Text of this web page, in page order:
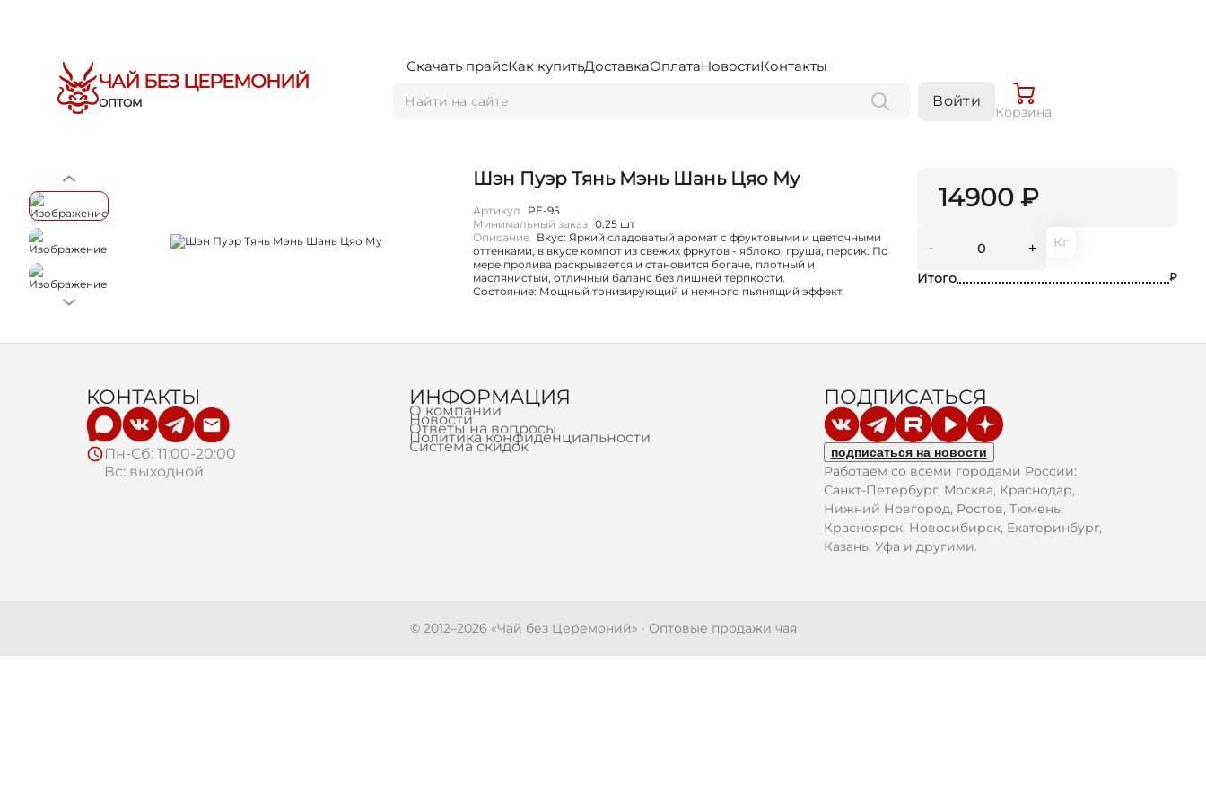
ЧАЙ БЕЗ ЦЕРЕМОНИЙ
ОПТОМ
Скачать прайсКак купитьДоставкаОплатаНовостиКонтакты
Войти
Корзина
Шэн Пуэр Тянь Мэнь Шань Цяо Му
Артикул
PE-95
Минимальный заказ 0.25 шт
Описание Вкус: Яркий сладоватый аромат с фруктовыми и цветочными
оттенками, в вкусе компот из свежих фркутов - яблоко, груша, персик. По
мере пролива раскрывается и становится богаче, плотный и
маслянистый, отличный баланс без лишней терпкости.
Состояние: Мощный тонизирующий и немного пьянящий эффект.
14900 ₽
- + Кг
Итого ₽
КОНТАКТЫ
Пн-Сб: 11:00-20:00
Вс: выходной
ИНФОРМАЦИЯ
О компании
Новости
Ответы на вопросы
Политика конфиденциальности
Система скидок
ПОДПИСАТЬСЯ
подписаться на новости
Работаем со всеми городами России:
Санкт-Петербург, Москва, Краснодар,
Нижний Новгород, Ростов, Тюмень,
Красноярск, Новосибирск, Екатеринбург,
Казань, Уфа и другими.
© 2012–2026 «Чай без Церемоний» · Оптовые продажи чая